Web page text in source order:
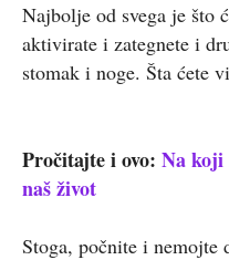
Najbolje od svega je što
aktivirate i zategnete i
stomak i noge. Šta ćete
Pročitajte i ovo: Na koji
naš život
Stoga, počnite i nemojte